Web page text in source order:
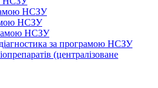
НСЗУ
НСЗУ
НСЗУ
за програмою НСЗУ
(централізоване